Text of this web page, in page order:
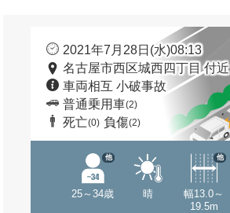
2021年7月28日(水)08:13
名古屋市西区城西四丁目 付近
車両相互 小破事故
普通乗用車(2)
死亡(0) 負傷(2)
25～34歳
他
晴
幅13.0～
19.5m
他